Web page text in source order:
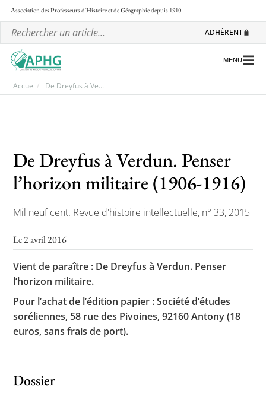
Association desProfesseurs d'Histoire et deGéographiedepuis 1910
ADHÉRENT
Les ateliers nationaux
Communiqués et motions
Lettre d’information de l’APHG
Toutes les actualités
Les rendez-vous de l’APHG
MENU
Accueil De Dreyfus à Ve...
De Dreyfus à Verdun. Penser
l’horizon militaire (1906-1916)
Mil neuf cent. Revue d'histoire intellectuelle, n° 33, 2015
Le 2 avril 2016
Vient de paraître : De Dreyfus à Verdun. Penser
l’horizon militaire.
Pour l’achat de l’édition papier : Société d’études
soréliennes, 58 rue des Pivoines, 92160 Antony (18
euros, sans frais de port).
Dossier